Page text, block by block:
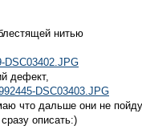
нитью
DSC03402.JPG
дефект,
DSC03403.JPG
что дальше они не
описать:)